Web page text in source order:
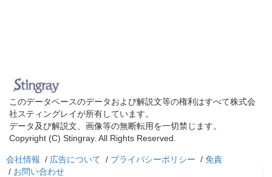
このデータベースのデータおよび解説文等の権利はすべて株式会
社スティングレイが所有しています。
データ及び解説文、画像等の無断転用を一切禁じます。
Copyright (C) Stingray. All Rights Reserved.
会社情報 / 広告について / プライバシーポリシー / 免責
/ お問い合わせ